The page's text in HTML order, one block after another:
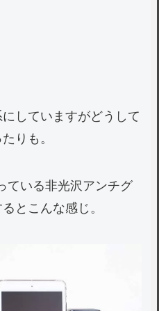
していますがどうして
りも。
ている非光沢アンチグ
とこんな感じ。